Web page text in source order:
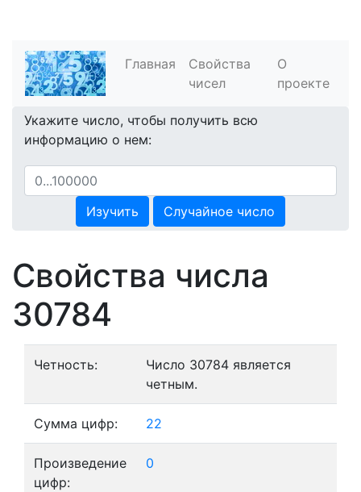
Главная
Свойства
чисел
О
проекте
Укажите число, чтобы получить всю
информацию о нем:
Изучить Случайное число
Свойства числа
30784
Четность:
Число 30784 является
четным.
Сумма цифр: 22
Произведение
цифр:
0